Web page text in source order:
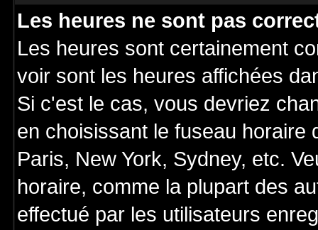
Les heures ne sont pas
Les heures sont certainement
voir sont les heures affichées
Si c'est le cas, vous devriez
en choisissant le fuseau horaire
Paris, New York, Sydney, etc.
horaire, comme la plupart des
effectué par les utilisateurs